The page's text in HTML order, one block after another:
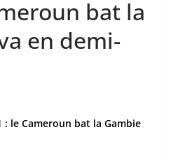
bat la
en demi-
: le Cameroun bat la Gambie